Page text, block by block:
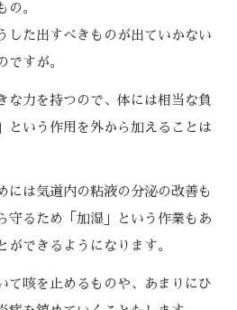
の。
した出すべきものが出ていかない
ですが。
な力を持つので、体には相当な負
という作用を外から加えることは
には気道内の粘液の分泌の改善も
守るため「加湿」という作業もあ
ができるようになります。
て咳を止めるものや、あまりにひ